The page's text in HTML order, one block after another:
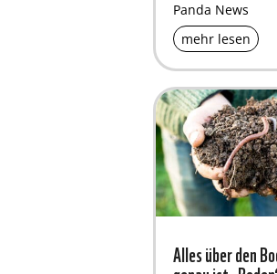
Panda News
mehr lesen
Alles über den